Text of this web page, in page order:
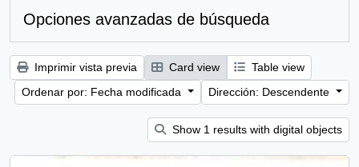
Opciones avanzadas de búsqueda
Imprimir vista previa Card view
Table view
Ordenar por: Fecha modificada
Dirección: Descendente
Show 1 results with digital objects